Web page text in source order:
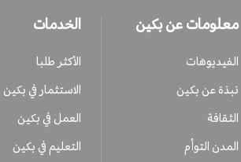
معلومات عن بكين
الفيديوهات
نبذة عن بكين
الثقافة
المدن التوأم
الخدمات
الأكثر طلبا
الاستثمار في بكين
العمل في بكين
التعليم في بكين